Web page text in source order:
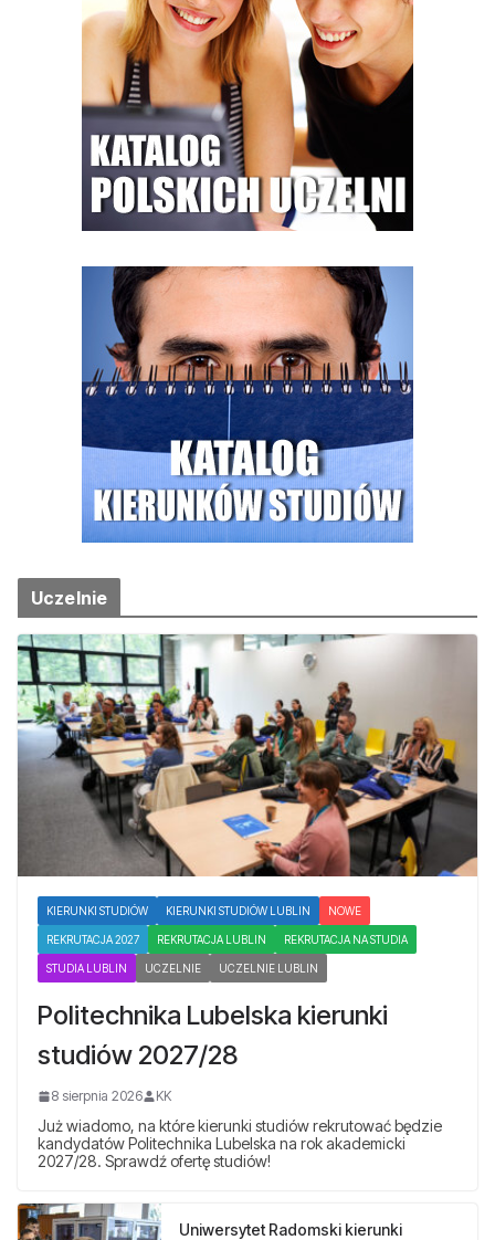
Uczelnie
KIERUNKI STUDIÓW KIERUNKI STUDIÓW LUBLIN NOWE
REKRUTACJA 2027 REKRUTACJA LUBLIN REKRUTACJA NA STUDIA
STUDIA LUBLIN UCZELNIE UCZELNIE LUBLIN
Politechnika Lubelska kierunki
studiów 2027/28
8 sierpnia 2026 KK
Już wiadomo, na które kierunki studiów rekrutować będzie
kandydatów Politechnika Lubelska na rok akademicki
2027/28. Sprawdź ofertę studiów!
Uniwersytet Radomski kierunki